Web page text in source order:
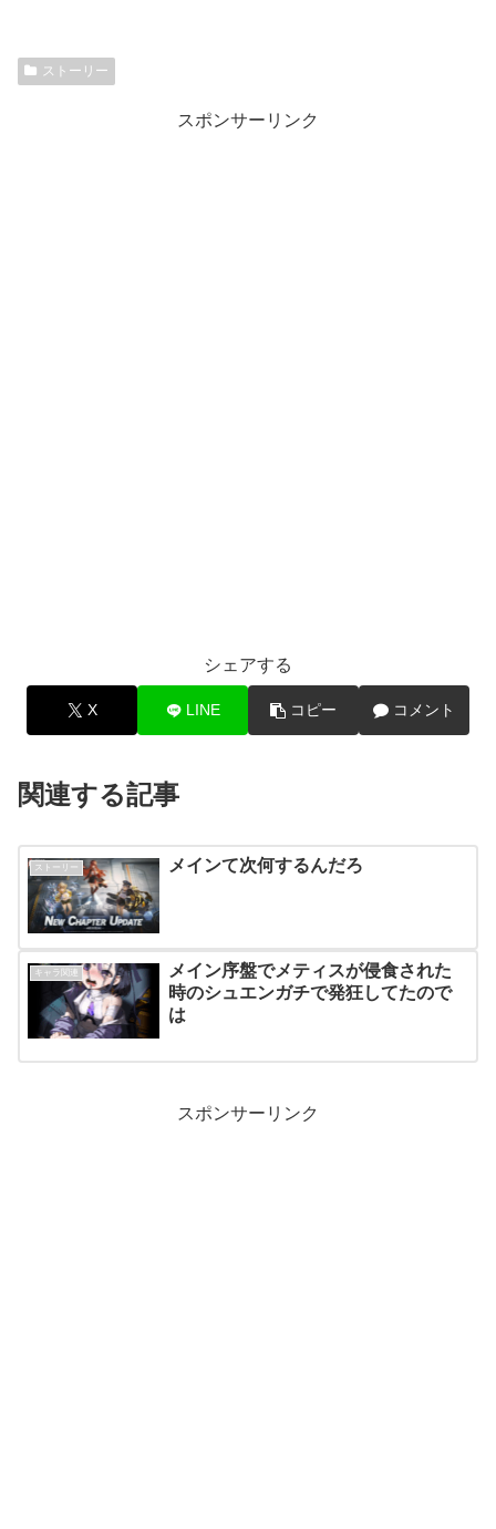
ストーリー
スポンサーリンク
シェアする
X LINE コピー コメント
関連する記事
ストーリー メインて次何するんだろ
キャラ関連
メイン序盤でメティスが侵食された
時のシュエンガチで発狂してたので
は
スポンサーリンク